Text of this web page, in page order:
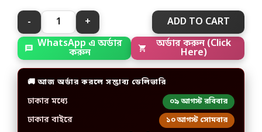
ADD TO CART
WhatsApp এ অর্ডার
করুন
অর্ডার করুন (Click
Here)
🚚 আজ অর্ডার করলে সম্ভাব্য ডেলিভারি
ঢাকার মধ্যে ০৯ আগস্ট রবিবার
ঢাকার বাইরে ১০ আগস্ট সোমবার